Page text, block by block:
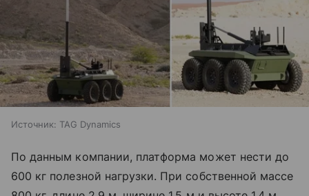
Источник: TAG Dynamics
По данным компании, платформа может нести до
600 кг полезной нагрузки. При собственной массе